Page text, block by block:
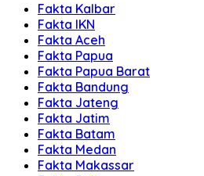
Fakta Kalbar
Fakta IKN
Fakta Aceh
Fakta Papua
Fakta Papua Barat
Fakta Bandung
Fakta Jateng
Fakta Jatim
Fakta Batam
Fakta Medan
Fakta Makassar